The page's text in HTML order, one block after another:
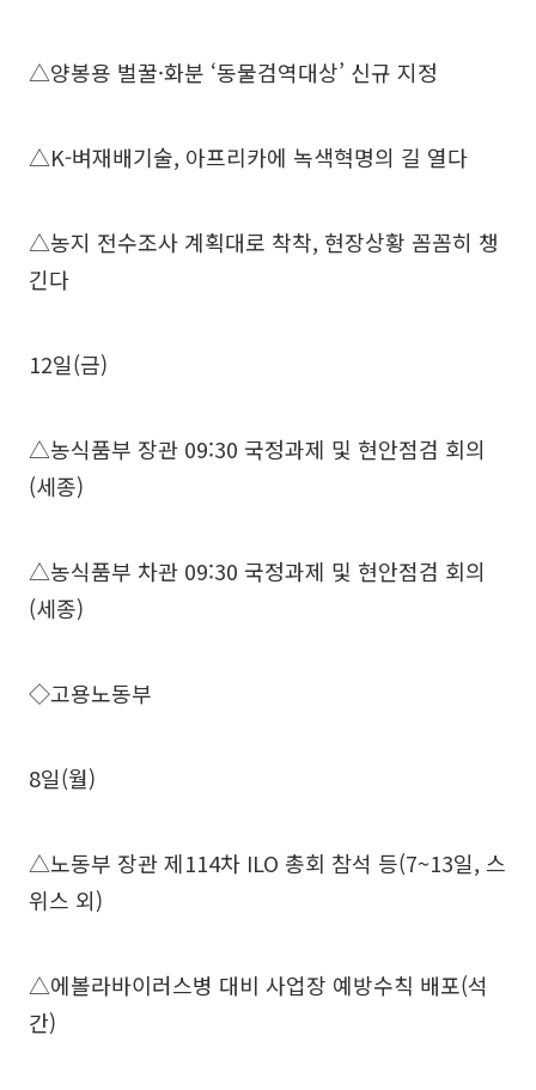
△양봉용 벌꿀·화분 ‘동물검역대상’ 신규 지정
△K-벼재배기술, 아프리카에 녹색혁명의 길 열다
△농지 전수조사 계획대로 착착, 현장상황 꼼꼼히 챙
긴다
12일(금)
△농식품부 장관 09:30 국정과제 및 현안점검 회의
(세종)
△농식품부 차관 09:30 국정과제 및 현안점검 회의
(세종)
◇고용노동부
8일(월)
△노동부 장관 제114차 ILO 총회 참석 등(7~13일, 스
위스 외)
△에볼라바이러스병 대비 사업장 예방수칙 배포(석
간)